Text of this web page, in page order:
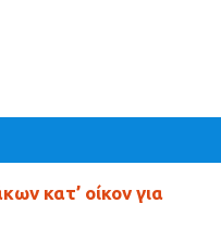
κατ’ οίκον για